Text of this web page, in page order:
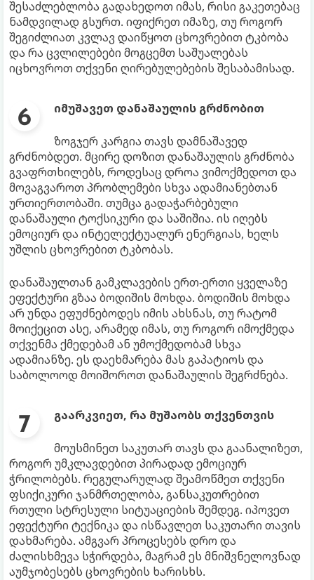
შესაძლებლობა გადახედოთ იმას, რისი გაკეთებაც
ნამდვილად გსურთ. იფიქრეთ იმაზე, თუ როგორ
შეგიძლიათ კვლავ დაიწყოთ ცხოვრებით ტკბობა
და რა ცვლილებები მოგცემთ საშუალებას
იცხოვროთ თქვენი ღირებულებების შესაბამისად.
იმუშავეთ დანაშაულის გრძნობით
ზოგჯერ კარგია თავს დამნაშავედ
გრძნობდეთ. მცირე დოზით დანაშაულის გრძნობა
გვაფრთხილებს, როდესაც დროა ვიმოქმედოთ და
მოვაგვაროთ პრობლემები სხვა ადამიანებთან
ურთიერთობაში. თუმცა გადაჭარბებული
დანაშაული ტოქსიკური და საშიშია. ის იღებს
ემოციურ და ინტელექტუალურ ენერგიას, ხელს
უშლის ცხოვრებით ტკბობას.
დანაშაულთან გამკლავების ერთ-ერთი ყველაზე
ეფექტური გზაა ბოდიშის მოხდა. ბოდიშის მოხდა
არ უნდა ეფუძნებოდეს იმის ახსნას, თუ რატომ
მოიქეცით ასე, არამედ იმას, თუ როგორ იმოქმედა
თქვენმა ქმედებამ ან უმოქმედობამ სხვა
ადამიანზე. ეს დაეხმარება მას გაპატიოს და
საბოლოოდ მოიშოროთ დანაშაულის შეგრძნება.
გაარკვიეთ, რა მუშაობს თქვენთვის
მოუსმინეთ საკუთარ თავს და გაანალიზეთ,
როგორ უმკლავდებით პირადად ემოციურ
ჭრილობებს. რეგულარულად შეამოწმეთ თქვენი
ფსიქიკური ჯანმრთელობა, განსაკუთრებით
რთული სტრესული სიტუაციების შემდეგ. იპოვეთ
ეფექტური ტექნიკა და ისწავლეთ საკუთარი თავის
დახმარება. ამგვარ პროცესებს დრო და
ძალისხმევა სჭირდება, მაგრამ ეს მნიშვნელოვნად
აუმჯობესებს ცხოვრების ხარისხს.